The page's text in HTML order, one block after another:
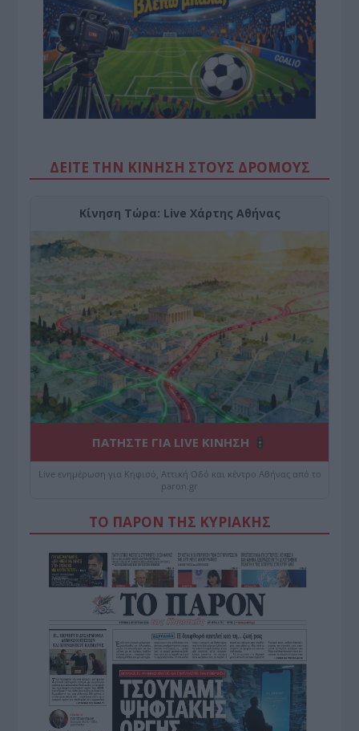
ΔΕΙΤΕ ΤΗΝ ΚΙΝΗΣΗ ΣΤΟΥΣ ΔΡΌΜΟΥΣ
Κίνηση Τώρα: Live Χάρτης Αθήνας
ΠΑΤΗΣΤΕ ΓΙΑ LIVE ΚΙΝΗΣΗ
Live ενημέρωση για Κηφισό, Αττική Οδό και κέντρο Αθήνας από το
paron.gr
ΤΟ ΠΑΡΟΝ ΤΗΣ ΚΥΡΙΑΚΗΣ